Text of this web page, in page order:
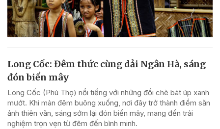
Long Cốc: Đêm thức cùng dải Ngân Hà, sáng
đón biển mây
Long Cốc (Phú Thọ) nổi tiếng với những đồi chè bát úp xanh
mướt. Khi màn đêm buông xuống, nơi đây trở thành điểm săn
ảnh thiên văn, sáng sớm lại đón biển mây, mang đến trải
nghiệm trọn vẹn từ đêm đến bình minh.